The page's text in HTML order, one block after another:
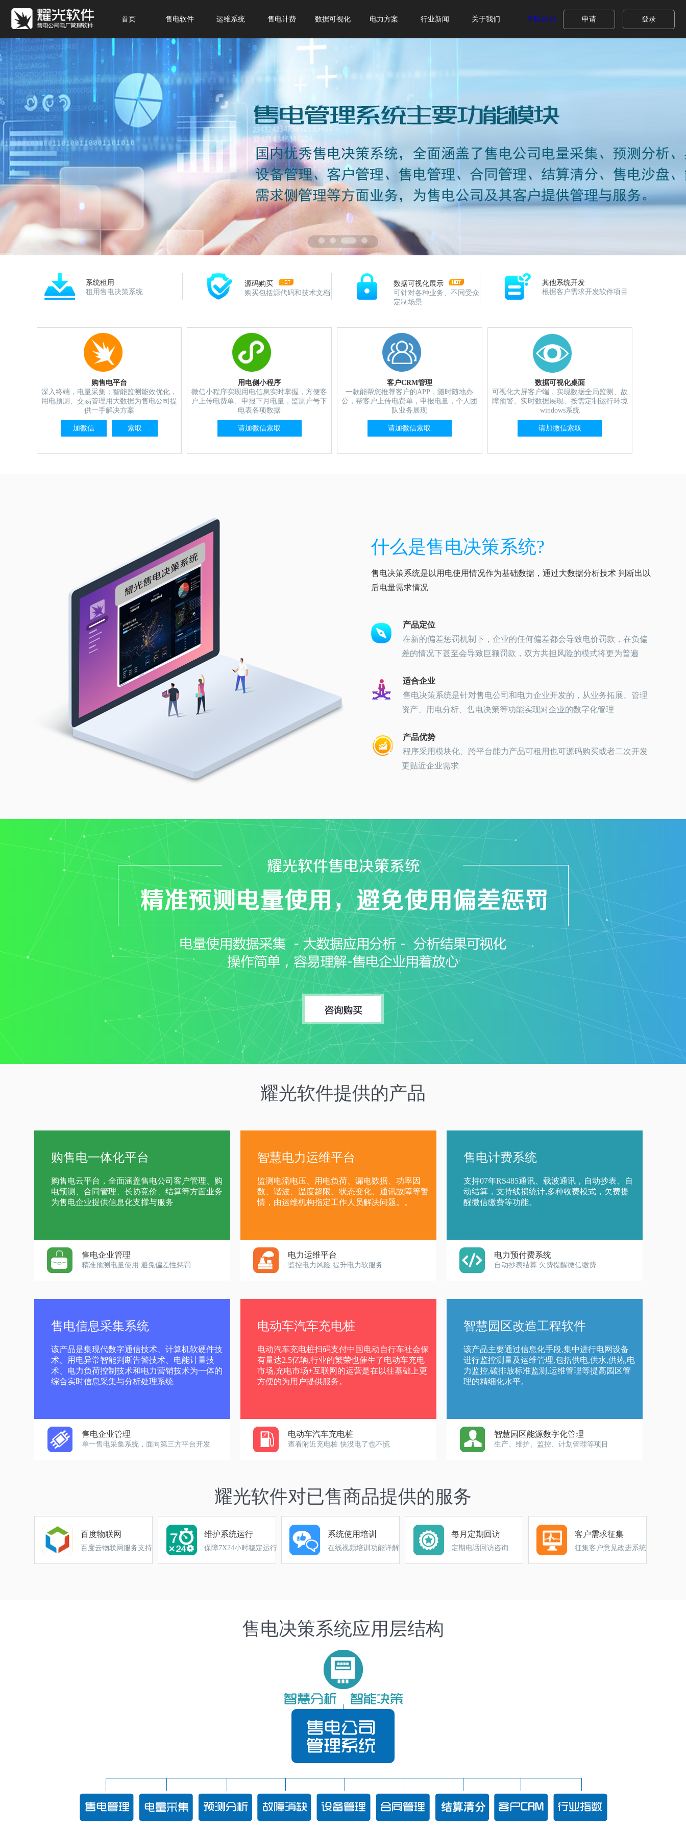
首页 售电软件 运维系统 售电计费 数据可视化 电力方案 行业新闻 关于我们 登录
申请
手机访问
系统租用
租用售电决策系统
源码购买
购买包括源代码和技术文档
数据可视化展示
可针对各种业务、不同受众
定制场景
其他系统开发
根据客户需求开发软件项目
购售电平台
深入终端，电量采集；智能监测能效优化，
用电预测、交易管理用大数据为售电公司提
供一手解决方案
加微信 索取
用电侧小程序
微信小程序实现用电信息实时掌握，方便客
户上传电费单、申报下月电量，监测户号下
电表各项数据
请加微信索取
客户CRM管理
一款能帮您推荐客户的APP，随时随地办
公，帮客户上传电费单，申报电量，个人团
队业务展现
请加微信索取
数据可视化桌面
可视化大屏客户端，实现数据全局监测、故
障预警、实时数据展现、按需定制运行环境
windows系统
请加微信索取
什么是售电决策系统?
售电决策系统是以用电使用情况作为基础数据，通过大数据分析技术 判断出以
后电量需求情况
产品定位
在新的偏差惩罚机制下，企业的任何偏差都会导致电价罚款，在负偏
差的情况下甚至会导致巨额罚款，双方共担风险的模式将更为普遍
适合企业
售电决策系统是针对售电公司和电力企业开发的，从业务拓展、管理
资产、用电分析、售电决策等功能实现对企业的数字化管理
产品优势
程序采用模块化、跨平台能力产品可租用也可源码购买或者二次开发
更贴近企业需求
耀光软件提供的产品
购售电一体化平台
购售电云平台，全面涵盖售电公司客户管理、购
电预测、合同管理、长协竞价、结算等方面业务
为售电企业提供信息化支撑与服务
售电企业管理
精准预测电量使用 避免偏差性惩罚
智慧电力运维平台
监测电流电压、用电负荷、漏电数据、功率因
数、谐波、温度超限、状态变化、通讯故障等警
情，由运维机构指定工作人员解决问题。。
电力运维平台
监控电力风险 提升电力软服务
售电计费系统
支持07年RS485通讯、载波通讯，自动抄表、自
动结算，支持线损统计,多种收费模式，欠费提
醒微信缴费等功能。
电力预付费系统
自动抄表结算 欠费提醒微信缴费
售电信息采集系统
该产品是集现代数字通信技术、计算机软硬件技
术、用电异常智能判断告警技术、电能计量技
术、电力负荷控制技术和电力营销技术为一体的
综合实时信息采集与分析处理系统
售电企业管理
单一售电采集系统，面向第三方平台开发
电动车汽车充电桩
电动汽车充电桩扫码支付中国电动自行车社会保
有量达2.5亿辆,行业的繁荣也催生了电动车充电
市场,充电市场+互联网的运营是在以往基础上更
方便的为用户提供服务。
电动车汽车充电桩
查看附近充电桩 快没电了也不慌
智慧园区改造工程软件
该产品主要通过信息化手段,集中进行电网设备
进行监控测量及运维管理,包括供电,供水,供热,电
力监控,碳排放标准监测,运维管理等提高园区管
理的精细化水平。
智慧园区能源数字化管理
生产、维护、监控、计划管理等项目
耀光软件对已售商品提供的服务
百度物联网
百度云物联网服务支持
维护系统运行
保障7X24小时稳定运行
系统使用培训
在线视频培训功能详解
每月定期回访
定期电话回访咨询
客户需求征集
征集客户意见改进系统
售电决策系统应用层结构